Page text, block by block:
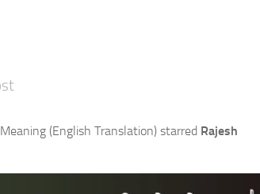
(English Translation) starred Rajesh